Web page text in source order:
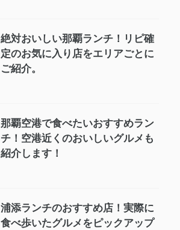
絶対おいしい那覇ランチ！リピ確
定のお気に入り店をエリアごとに
ご紹介。
那覇空港で食べたいおすすめラン
チ！空港近くのおいしいグルメも
紹介します！
浦添ランチのおすすめ店！実際に
食べ歩いたグルメをピックアップ